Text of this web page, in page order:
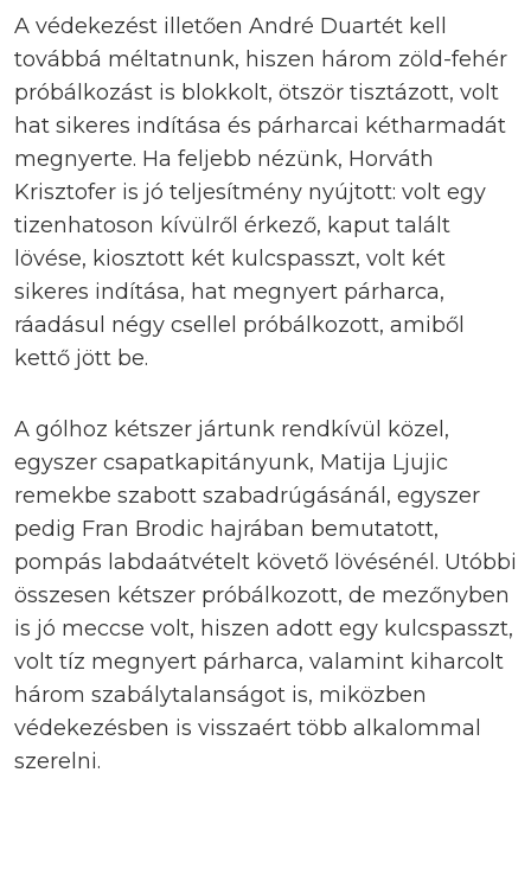
A védekezést illetően André Duartét kell
továbbá méltatnunk, hiszen három zöld-fehér
próbálkozást is blokkolt, ötször tisztázott, volt
hat sikeres indítása és párharcai kétharmadát
megnyerte. Ha feljebb nézünk, Horváth
Krisztofer is jó teljesítmény nyújtott: volt egy
tizenhatoson kívülről érkező, kaput talált
lövése, kiosztott két kulcspasszt, volt két
sikeres indítása, hat megnyert párharca,
ráadásul négy csellel próbálkozott, amiből
kettő jött be.
A gólhoz kétszer jártunk rendkívül közel,
egyszer csapatkapitányunk, Matija Ljujic
remekbe szabott szabadrúgásánál, egyszer
pedig Fran Brodic hajrában bemutatott,
pompás labdaátvételt követő lövésénél. Utóbbi
összesen kétszer próbálkozott, de mezőnyben
is jó meccse volt, hiszen adott egy kulcspasszt,
volt tíz megnyert párharca, valamint kiharcolt
három szabálytalanságot is, miközben
védekezésben is visszaért több alkalommal
szerelni.